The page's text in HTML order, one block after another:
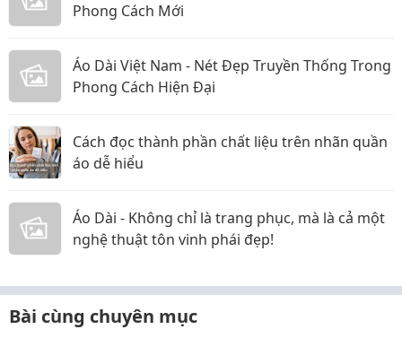
Phong Cách Mới
Áo Dài Việt Nam - Nét Đẹp Truyền Thống Trong
Phong Cách Hiện Đại
Cách đọc thành phần chất liệu trên nhãn quần
áo dễ hiểu
Áo Dài - Không chỉ là trang phục, mà là cả một
nghệ thuật tôn vinh phái đẹp!
Bài cùng chuyên mục